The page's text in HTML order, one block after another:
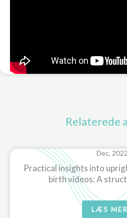
Relaterede
Dec, 2022
Practical insights into
birth videos: A
LÆS